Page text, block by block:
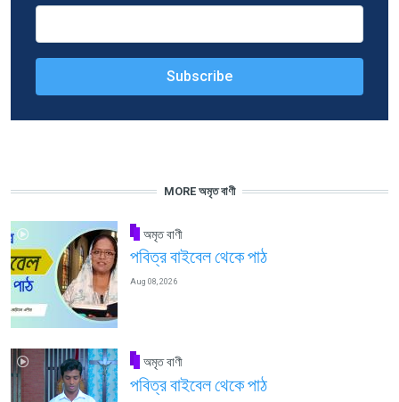
MORE অমৃত বাণী
অমৃত বাণী
পবিত্র বাইবেল থেকে পাঠ
Aug 08, 2026
অমৃত বাণী
পবিত্র বাইবেল থেকে পাঠ